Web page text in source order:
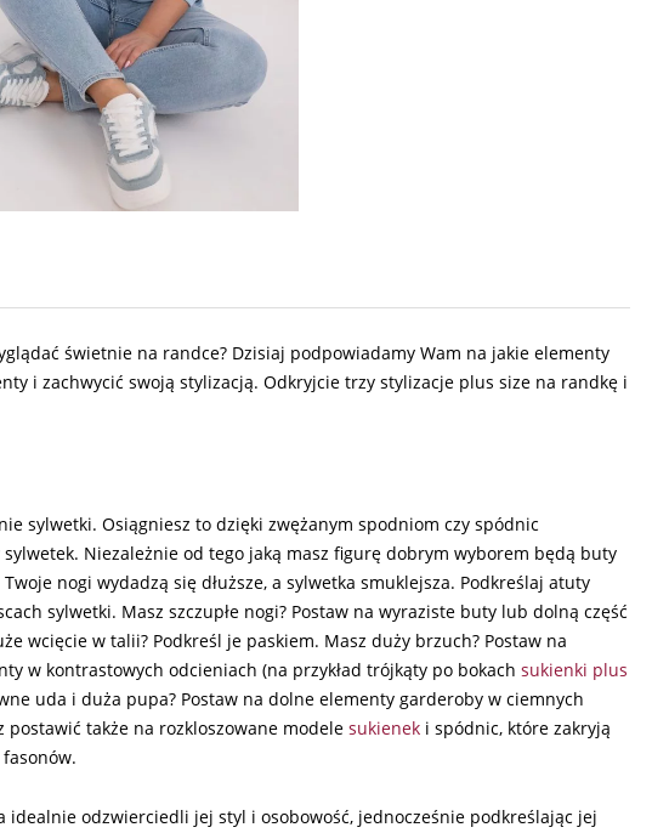
świetnie na randce? Dzisiaj podpowiadamy Wam na jakie elementy
i zachwycić swoją stylizacją. Odkryjcie trzy stylizacje plus size na randkę i
sylwetki. Osiągniesz to dzięki zwężanym spodniom czy spódnic
Niezależnie od tego jaką masz figurę dobrym wyborem będą buty
nogi wydadzą się dłuższe, a sylwetka smuklejsza. Podkreślaj atuty
sylwetki. Masz szczupłe nogi? Postaw na wyraziste buty lub dolną część
wcięcie w talii? Podkreśl je paskiem. Masz duży brzuch? Postaw na
w kontrastowych odcieniach (na przykład trójkąty po bokach sukienki plus
uda i duża pupa? Postaw na dolne elementy garderoby w ciemnych
także na rozkloszowane modele sukienek i spódnic, które zakryją
idealnie odzwierciedli jej styl i osobowość, jednocześnie podkreślając jej